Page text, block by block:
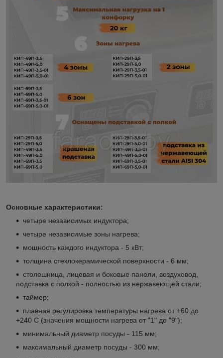
Основные характеристики:
четыре независимых индуктора;
четыре независимые зоны нагрева;
мощность каждого индуктора - 5 кВт;
толщина стеклокерамической поверхности - 6 мм;
столешница, лицевая и боковые панели, воздуховод,
подставка с полкой - полностью из нержавеющей стали;
таймер;
плавная регулировка температуры нагрева от +60 до
+240 С (значения мощности нагрева от "1" до "9");
минимальный диаметр посуды - 115 мм;
максимальный диаметр посуды - 300 мм;